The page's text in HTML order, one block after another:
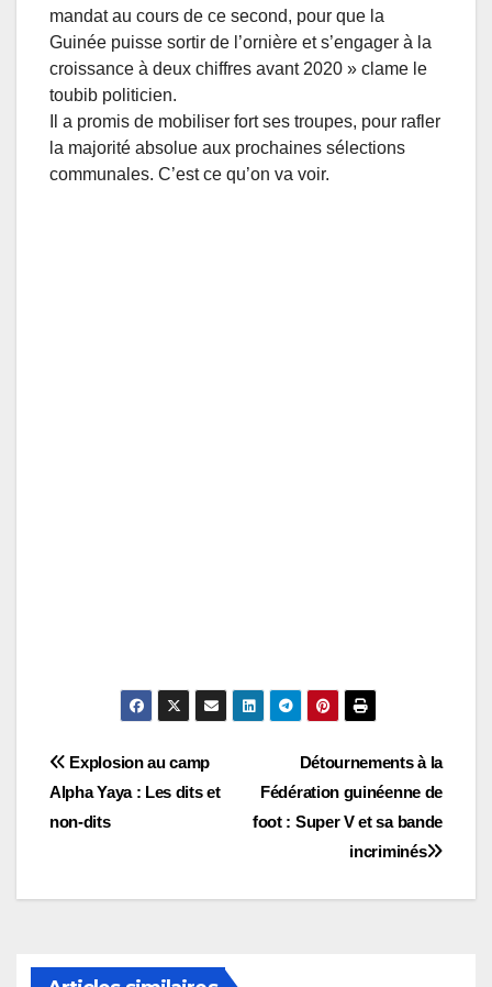
mandat au cours de ce second, pour que la
Guinée puisse sortir de l’ornière et s’engager à la
croissance à deux chiffres avant 2020 » clame le
toubib politicien.
Il a promis de mobiliser fort ses troupes, pour rafler
la majorité absolue aux prochaines sélections
communales. C’est ce qu’on va voir.
Navigation
de
Détournements à la
Fédération guinéenne de
foot : Super V et sa bande
incriminés
Explosion au camp
Alpha Yaya : Les dits et
non-dits